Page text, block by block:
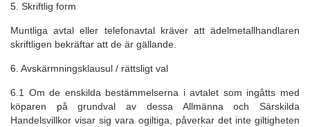
5. Skriftlig form
Muntliga avtal eller telefonavtal kräver att ädelmetallhandlaren
skriftligen bekräftar att de är gällande.
6. Avskärmningsklausul / rättsligt val
6.1 Om de enskilda bestämmelserna i avtalet som ingåtts med
köparen på grundval av dessa Allmänna och Särskilda
Handelsvillkor visar sig vara ogiltiga, påverkar det inte giltigheten